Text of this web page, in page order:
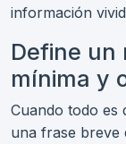
información
Define un
mínima y
Cuando todo es
una frase breve